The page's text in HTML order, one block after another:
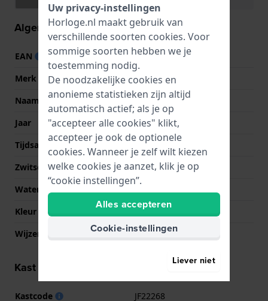
Algemene informatie
EAN
4894816133078
Merk
Police
Naam
Norwood
Jaar
2022 Herfst/Winter
Tijdsaanduiding
Analoog
Zwitsers fabricaat
Nee
Waterdichtheid
Kleur wijzerplaat
Zwart
Wijzer kleuren (u,m,s)
Goud, Goud, Goud
Kast informatie
Kastcode
JF22268
Uw privacy-instellingen
Horloge.nl maakt gebruik van
verschillende soorten cookies. Voor
sommige soorten hebben we je
toestemming nodig.
De noodzakelijke cookies en
anonieme statistieken zijn altijd
automatisch actief; als je op
"accepteer alle cookies" klikt,
accepteer je ook de optionele
cookies. Wanneer je zelf wilt kiezen
welke cookies je aanzet, klik je op
“cookie instellingen”.
Alles accepteren
Cookie-instellingen
Liever niet